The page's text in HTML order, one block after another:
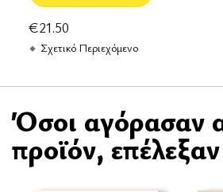
€21.50
Σχετικό Περιεχόμενο
Όσοι αγόρασαν
προϊόν,